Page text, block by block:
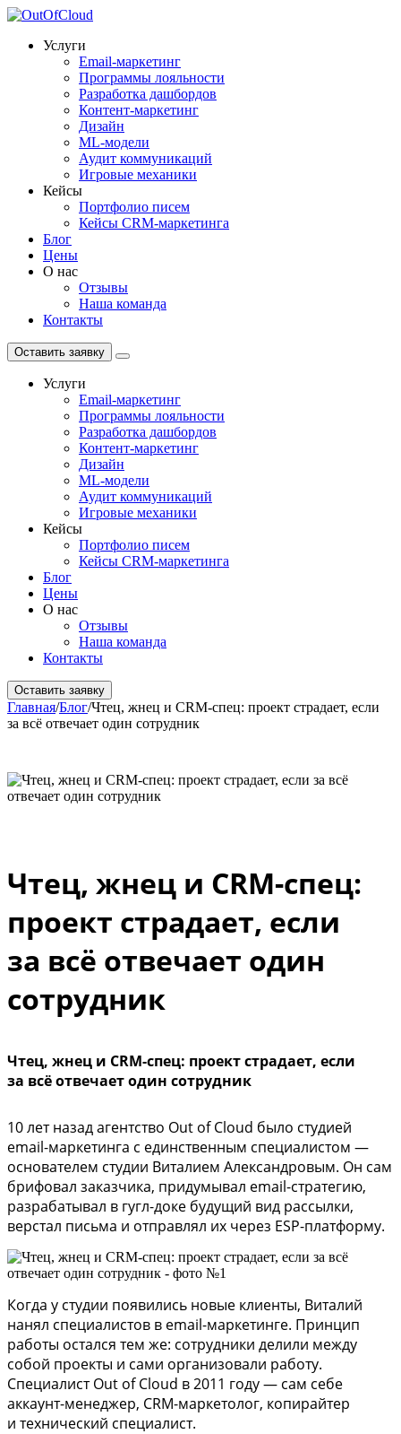
Услуги
Email-маркетинг
Программы лояльности
Разработка дашбордов
Контент-маркетинг
Дизайн
ML-модели
Аудит коммуникаций
Игровые механики
Кейсы
Портфолио писем
Кейсы CRM-маркетинга
Блог
Цены
О нас
Отзывы
Наша команда
Контакты
Оставить заявку
Услуги
Email-маркетинг
Программы лояльности
Разработка дашбордов
Контент-маркетинг
Дизайн
ML-модели
Аудит коммуникаций
Игровые механики
Кейсы
Портфолио писем
Кейсы CRM-маркетинга
Блог
Цены
О нас
Отзывы
Наша команда
Контакты
Оставить заявку
Главная/Блог/Чтец, жнец и CRM-спец: проект страдает, если
за всё отвечает один сотрудник
Чтец, жнец и CRM-спец:
проект страдает, если
за всё отвечает один
сотрудник
Чтец, жнец и CRM-спец: проект страдает, если
за всё отвечает один сотрудник
10 лет назад агентство Out of Cloud было студией
email-маркетинга с единственным специалистом —
основателем студии Виталием Александровым. Он сам
брифовал заказчика, придумывал email-стратегию,
разрабатывал в гугл-доке будущий вид рассылки,
верстал письма и отправлял их через ESP-платформу.
Когда у студии появились новые клиенты, Виталий
нанял специалистов в email-маркетинге. Принцип
работы остался тем же: сотрудники делили между
собой проекты и сами организовали работу.
Специалист Out of Cloud в 2011 году — сам себе
аккаунт-менеджер, CRM-маркетолог, копирайтер
и технический специалист.